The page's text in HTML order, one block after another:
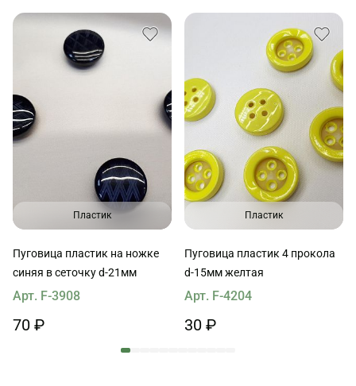
Пластик
Пуговица пластик на ножке
синяя в сеточку d-21мм
Арт. F-3908
70 ₽
Пластик
Пуговица пластик 4 прокола
d-15мм желтая
Арт. F-4204
30 ₽